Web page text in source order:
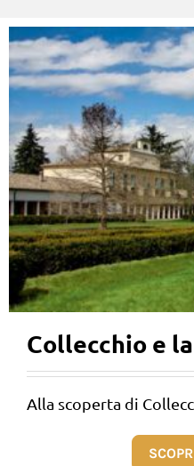
Collecchio e
Alla scoperta di